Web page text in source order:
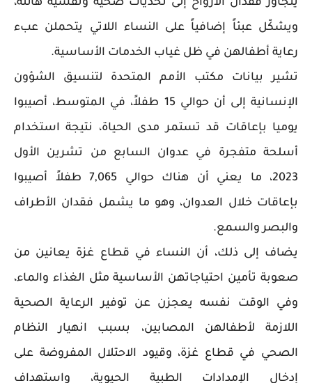
يتجاوز فقدان الأرواح إلى تحديات صحية ونفسية هائلة،
ويشكّل عبئاً إضافياً على النساء اللاتي يتحملن عبء
رعاية أطفالهن في ظل غياب الخدمات الأساسية.
تشير بيانات مكتب الأمم المتحدة لتنسيق الشؤون
الإنسانية إلى أن حوالي 15 طفلاً، في المتوسط، أصيبوا
يوميا بإعاقات قد تستمر مدى الحياة، نتيجة استخدام
أسلحة متفجرة في عدوان السابع من تشرين الأول
2023، ما يعني أن هناك حوالي 7,065 طفلاً أصيبوا
بإعاقات خلال العدوان، وهو ما يشمل فقدان الأطراف
والبصر والسمع.
يضاف إلى ذلك، أن النساء في قطاع غزة يعانين من
صعوبة تأمين احتياجاتهن الأساسية مثل الغذاء والماء،
وفي الوقت نفسه يعجزن عن توفير الرعاية الصحية
اللازمة لأطفالهن المصابين، بسبب انهيار النظام
الصحي في قطاع غزة، وقيود الاحتلال المفروضة على
إدخال الإمدادات الطبية الحيوية، واستهداف